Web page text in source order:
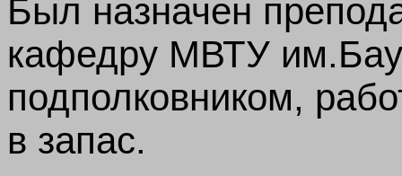
Был назначен
кафедру МВТУ
подполковником,
в запас.